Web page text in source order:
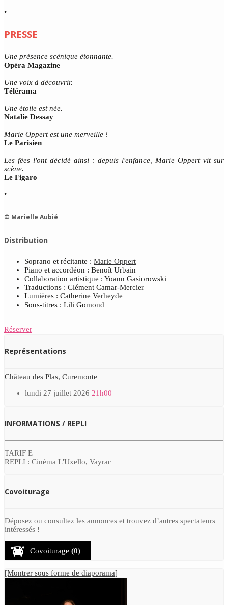
•
PRESSE
Une présence scénique étonnante.
Opéra Magazine
Une voix à découvrir.
Télérama
Une étoile est née.
Natalie Dessay
Marie Oppert est une merveille !
Le Parisien
Les fées l'ont décidé ainsi : depuis l'enfance, Marie Oppert vit sur
scène.
Le Figaro
•
© Marielle Aubié
Distribution
Soprano et récitante : Marie Oppert
Piano et accordéon : Benoît Urbain
Collaboration artistique : Yoann Gasiorowski
Traductions : Clément Camar-Mercier
Lumières : Catherine Verheyde
Sous-titres : Lili Gomond
Réserver
Représentations
Château des Plas, Curemonte
lundi 27 juillet 2026 21h00
INFORMATIONS / REPLI
TARIF E
REPLI : Cinéma L'Uxello, Vayrac
Covoiturage
Déposez ou consultez les annonces et trouvez d’autres spectateurs
intéressés !
Covoiturage (0)
[Montrer sous forme de diaporama]